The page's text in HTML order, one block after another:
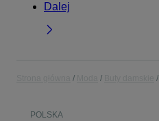
Dalej
POLSKA